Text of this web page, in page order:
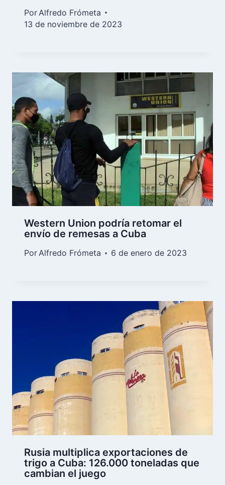
Por Alfredo Frómeta
13 de noviembre de 2023
Western Union podría retomar el
envío de remesas a Cuba
PorAlfredo Frómeta 6 de enero de 2023
Rusia multiplica exportaciones de
trigo a Cuba: 126.000 toneladas que
cambian el juego